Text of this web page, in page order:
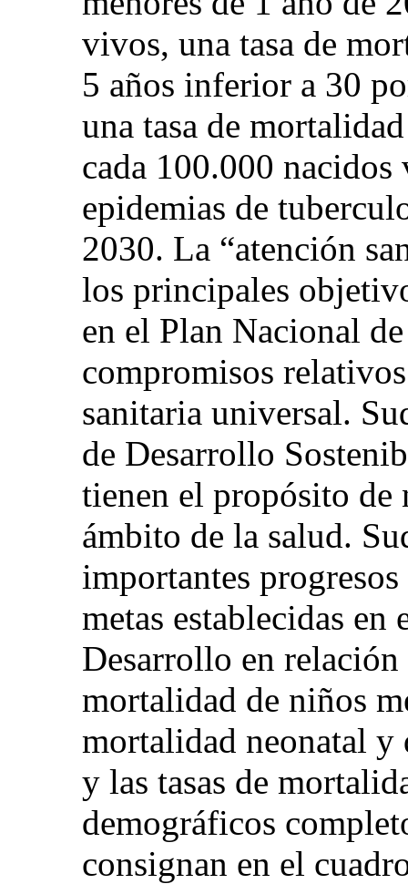
vivos, una tasa de
5 años inferior a 30
una tasa de
cada 100.000
epidemias de
2030. La “atención
los principales
en el Plan Nacional
compromisos
sanitaria universal.
de Desarrollo
tienen el propósito de
ámbito de la salud.
importantes
metas establecidas
Desarrollo en
mortalidad de niños
mortalidad neonatal y
y las tasas de
demográficos
consignan en el